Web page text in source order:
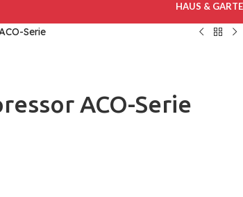
HAUS &
Serie
ACO-Serie